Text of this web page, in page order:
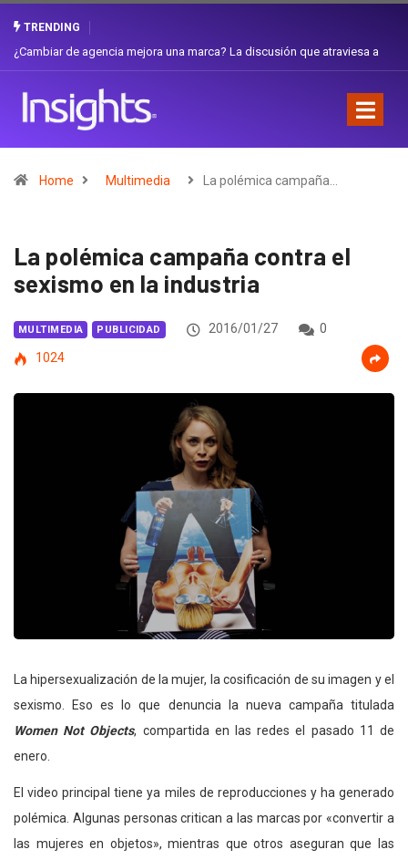
TRENDING
¿Cambiar de agencia mejora una marca? La discusión que atraviesa a
Home Multimedia La polémica campaña…
La polémica campaña contra el
sexismo en la industria
MULTIMEDIA PUBLICIDAD 2016/01/27
0
1024
La hipersexualización de la mujer, la cosificación de su imagen y el
sexismo. Eso es lo que denuncia la nueva campaña titulada
Women Not Objects, compartida en las redes el pasado 11 de
enero.
El video principal tiene ya miles de reproducciones y ha generado
polémica. Algunas personas critican a las marcas por «convertir a
las mujeres en objetos», mientras que otros aseguran que las